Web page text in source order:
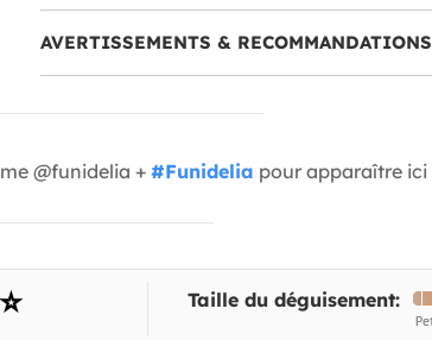
AVERTISSEMENTS & RECOMMANDATIONS
@funidelia +#Funidelia pour apparaître ici
Taille du déguisement: